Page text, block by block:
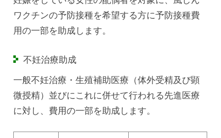
ワクチンの予防接種を希望する方に予防接種費
用の一部を助成します。
不妊治療助成
一般不妊治療・生殖補助医療（体外受精及び顕
微授精）並びにこれに併せて行われる先進医療
に対し、費用の一部を助成します。